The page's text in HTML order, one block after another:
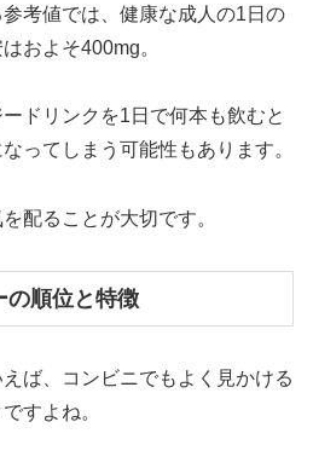
考値では、健康な成人の1日の
およそ400mg。
ドリンクを1日で何本も飲むと
ってしまう可能性もあります。
配ることが大切です。
の順位と特徴
ば、コンビニでもよく見かける
すよね。